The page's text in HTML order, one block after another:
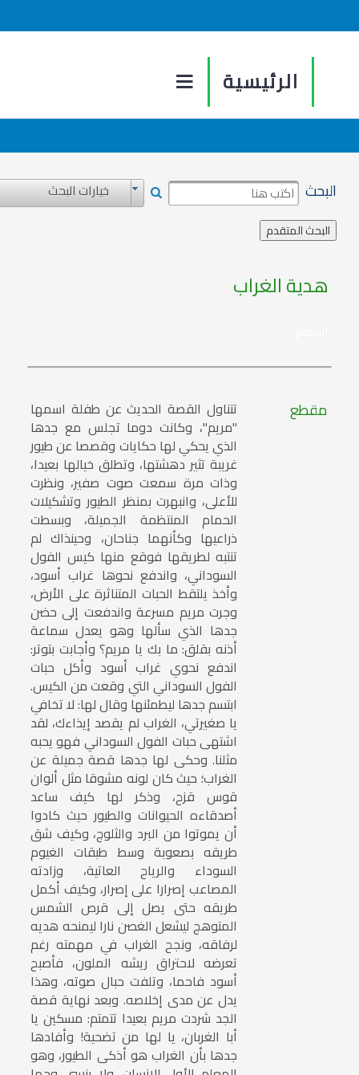
الرئيسية
البحث خيارات البحث
هدية الغراب
مقطع تتناول القصة الحديث عن طفلة اسمها
"مريم"، وكانت دوما تجلس مع جدها
الذي يحكي لها حكايات وقصصا عن طيور
غريبة تثير دهشتها، وتطلق خيالها بعيدا،
وذات مرة سمعت صوت صفير، ونظرت
للأعلى، وانبهرت بمنظر الطيور وتشكيلات
الحمام المنتظمة الجميلة، وبسطت
ذراعيها وكأنهما جناحان، وحينذاك لم
تنتبه لطريقها فوقع منها كيس الفول
السوداني، واندفع نحوها غراب أسود،
وأخذ يلتقط الحبات المتناثرة على الأرض،
وجرت مريم مسرعة واندفعت إلى حضن
جدها الذي سألها وهو يعدل سماعة
أذنه بقلق: ما بك يا مريم؟ وأجابت بتوتر:
اندفع نحوي غراب أسود وأكل حبات
الفول السوداني التي وقعت من الكيس.
ابتسم جدها ليطمئنها وقال لها: لا تخافي
يا صغيرتي، الغراب لم يقصد إيذاءك، لقد
اشتهى حبات الفول السوداني فهو يحبه
مثلنا. وحكى لها جدها قصة جميلة عن
الغراب؛ حيث كان لونه مشوقا مثل ألوان
قوس قزح، وذكر لها كيف ساعد
أصدقاءه الحيوانات والطيور حيث كادوا
أن يموتوا من البرد والثلوج، وكيف شق
طريقه بصعوبة وسط طبقات الغيوم
السوداء والرياح العاتية، وزادته
المصاعب إصرارا على إصرار، وكيف أكمل
طريقه حتى يصل إلى قرص الشمس
المتوهج ليشعل الغصن نارا ليمنحه هديه
لرفاقه، ونجح الغراب في مهمته رغم
تعرضه لاحتراق ريشه الملون، فأصبح
أسود فاحما، وتلفت حبال صوته، وهذا
يدل عن مدى إخلاصه. وبعد نهاية قصة
الجد شردت مريم بعيدا تتمتم: مسكين يا
أبا الغربان، يا لها من تضحية! وأفادها
جدها بأن الغراب هو أذكى الطيور، وهو